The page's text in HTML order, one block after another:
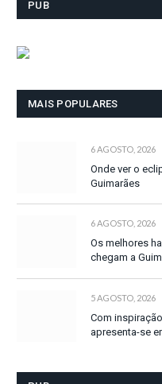
PUB
MAIS POPULARES
6 AGOSTO, 2026
Onde ver o
Guimarães
6 AGOSTO, 2026
Os melhores
chegam a
5 AGOSTO, 2026
Com
apresenta-se